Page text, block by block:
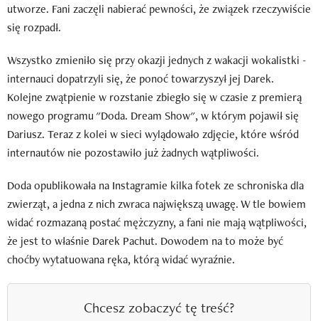
utworze. Fani zaczęli nabierać pewności, że związek rzeczywiście
się rozpadł.
Wszystko zmieniło się przy okazji jednych z wakacji wokalistki -
internauci dopatrzyli się, że ponoć towarzyszył jej Darek.
Kolejne zwątpienie w rozstanie zbiegło się w czasie z premierą
nowego programu "Doda. Dream Show", w którym pojawił się
Dariusz. Teraz z kolei w sieci wylądowało zdjęcie, które wśród
internautów nie pozostawiło już żadnych wątpliwości.
Doda opublikowała na Instagramie kilka fotek ze schroniska dla
zwierząt, a jedna z nich zwraca największą uwagę. W tle bowiem
widać rozmazaną postać mężczyzny, a fani nie mają wątpliwości,
że jest to właśnie Darek Pachut. Dowodem na to może być
choćby wytatuowana ręka, którą widać wyraźnie.
Chcesz zobaczyć tę treść?